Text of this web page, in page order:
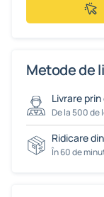
Metode de
Livrare
De la 500 de
Ridicare
În 60 de